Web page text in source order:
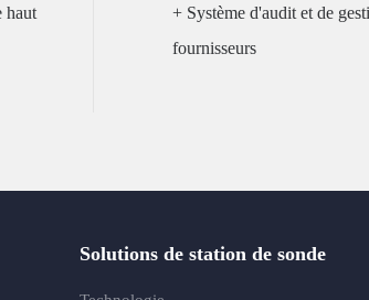
haut
+ Système d'audit et de
fournisseurs
Solutions de station de sonde